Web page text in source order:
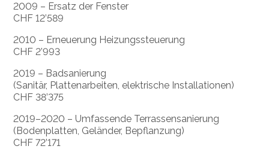
2009 – Ersatz der Fenster
CHF 12’589
2010 – Erneuerung Heizungssteuerung
CHF 2’993
2019 – Badsanierung
(Sanitär, Plattenarbeiten, elektrische Installationen)
CHF 38’375
2019–2020 – Umfassende Terrassensanierung
(Bodenplatten, Geländer, Bepflanzung)
CHF 72’171